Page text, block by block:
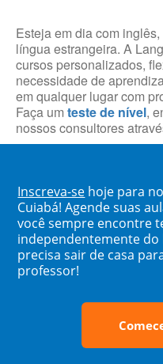
Esteja em dia com
língua estrangeira. A
cursos personalizados,
necessidade de
em qualquer lugar com
Faça um teste de nível,
nossos consultores
Inscreva-se hoje para
Cuiabá! Agende suas
você sempre encontre
independentemente
precisa sair de casa
professor!